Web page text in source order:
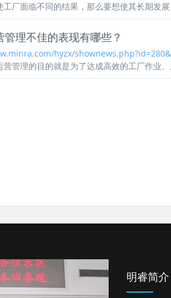
工厂面临不同的结果，那么要想使其长期发
管理不佳的表现有哪些？
hyzx/
营管理的目的就是为了达成高效的工厂作业
明睿简介